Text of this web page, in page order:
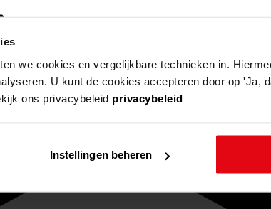
we cookies en vergelijkbare technieken in.
U kunt de cookies accepteren door op 'Ja,
ons privacybeleid privacybeleid
Instellingen beheren